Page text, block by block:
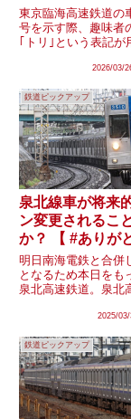
東京臨海高速鉄道の
号を示す際、趣味者
｢トリ｣という表記が
ます。確かに、りん
基地は｢東臨運輸区｣
り、JRに倣った略称
リ｣ともなります。
2026/03/
鉄道ピックアップ
泉北線車が将来
ン変更されるこ
か？ 【 #ありが
速鉄道 】
明日南海電鉄と合併
となるため本日をも
泉北高速鉄道。泉北
たが、現時点では車
海電鉄の仕様となっ
北高速鉄道と同じく
社...
2025/03/
鉄道ピックアップ